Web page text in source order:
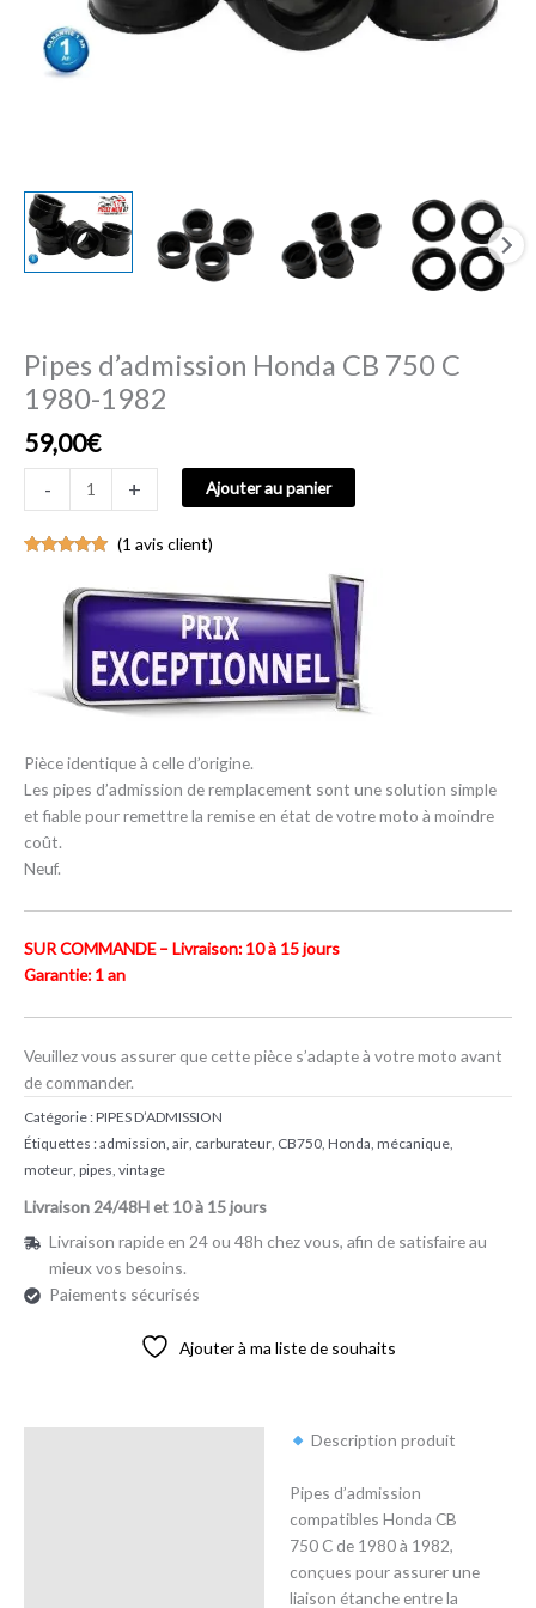
Pipes d’admission Honda CB 750 C
1980-1982
59,00€
- + Ajouter au panier
basé sur
notation
(1 avis client)
Pièce identique à celle d’origine.
Les pipes d’admission de remplacement sont une solution simple
et fiable pour remettre la remise en état de votre moto à moindre
coût.
Neuf.
SUR COMMANDE – Livraison: 10 à 15 jours
Garantie: 1 an
Veuillez vous assurer que cette pièce s’adapte à votre moto avant
de commander.
Catégorie :PIPES D’ADMISSION
Étiquettes :admission air carburateur CB750 Honda mécanique
moteur pipes vintage
Livraison 24/48H et 10 à 15 jours
Livraison rapide en 24 ou 48h chez vous, afin de satisfaire au
mieux vos besoins.
Paiements sécurisés
Ajouter à ma liste de souhaits
Description produit
Pipes d’admission
compatibles Honda CB
750 C de 1980 à 1982,
conçues pour assurer une
liaison étanche entre la